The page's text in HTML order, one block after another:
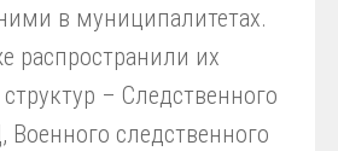
в муниципалитетах.
распространили их
– Следственного
следственного